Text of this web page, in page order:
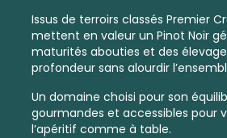
Issus de terroirs classés Premier
mettent en valeur un Pinot Noir
maturités abouties et des
profondeur sans alourdir
Un domaine choisi pour son
gourmandes et accessibles pour
l’apéritif comme à table.